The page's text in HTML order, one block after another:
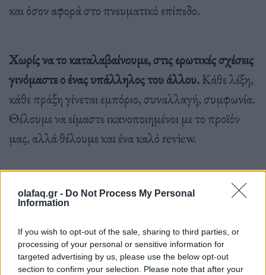
olafaq.gr - Do Not Process My Personal
Information
If you wish to opt-out of the sale, sharing to third parties, or
processing of your personal or sensitive information for
targeted advertising by us, please use the below opt-out
section to confirm your selection. Please note that after your
και όσον αφορά στο πνευματικό επίπεδο.
Χωρίς να το καταλαβαίνουμε, στις ερωτικές σχέσεις
γινόμαστε ο ένας υπάλληλος του άλλου.Κάθε λέξη,
κάθε πράξη γίνεται εμπόριο, συναλλαγή, συμφωνία.
Θέλουμε να είμαστε ικανοποιημένοι με το προϊόν
μας, αλλά θέλουμε και ένα καλό review.
Για τον Φρομ, η αγάπη είναι μία εξέγερση ενάντια
στο εμπορικό ιδεώδες. Βλέπει με ιδιαίτερη
περιφρόνηση τα άρθρα των περιοδικών με τα
γυαλιστερά εξώφυλλα, στα οποία ο γάμος
αντιμετωπίζεται ως μία εμπορική συμφωνία. Αυτή η